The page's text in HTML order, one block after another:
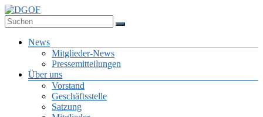
Zum
Inhalt
springen
Deutsche Gesellschaft für Online-Forschung e.V.
Menü
News
Mitglieder-News
Pressemitteilungen
Über uns
Vorstand
Geschäftsstelle
Satzung